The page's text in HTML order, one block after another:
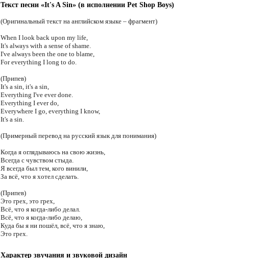
Текст песни «It's A Sin» (в исполнении Pet Shop Boys)
(Оригинальный текст на английском языке – фрагмент)
When I look back upon my life,
It's always with a sense of shame.
I've always been the one to blame,
For everything I long to do.
(Припев)
It's a sin, it's a sin,
Everything I've ever done.
Everything I ever do,
Everywhere I go, everything I know,
It's a sin.
(Примерный перевод на русский язык для понимания)
Когда я оглядываюсь на свою жизнь,
Всегда с чувством стыда.
Я всегда был тем, кого винили,
За всё, что я хотел сделать.
(Припев)
Это грех, это грех,
Всё, что я когда-либо делал.
Всё, что я когда-либо делаю,
Куда бы я ни пошёл, всё, что я знаю,
Это грех.
Характер звучания и звуковой дизайн